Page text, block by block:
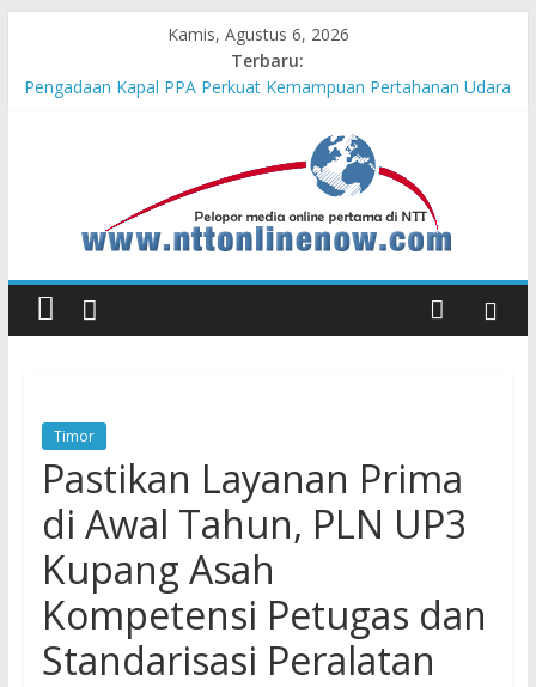
Kamis, Agustus 6, 2026
Terbaru:
Pengadaan Kapal PPA Perkuat Kemampuan Pertahanan Udara
Cahaya Kemerdekaan di Nonotbatan: Listrik Masuk Desa, PLN
Honda AT Family Day Semarakkan 11 Kota di Jawa Timur
Hasil KKN Kolaborasi UGM-Undana Jadi Pedoman Bangun
Desa Desa, Tak Sekadar Laporan
ke-81 RI
Timor
Pastikan Layanan Prima
di Awal Tahun, PLN UP3
Kupang Asah
Kompetensi Petugas dan
Standarisasi Peralatan